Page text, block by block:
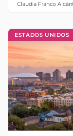
Claudia Franco
ESTADOS UNIDOS